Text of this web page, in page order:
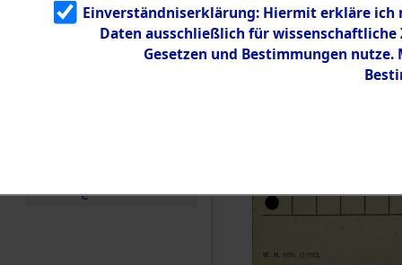
g
5.3.3
Todesmärsch
e
Einverständniserklärung: Hiermit erkläre ich
Daten ausschließlich für
Gesetzen und Bestimmungen